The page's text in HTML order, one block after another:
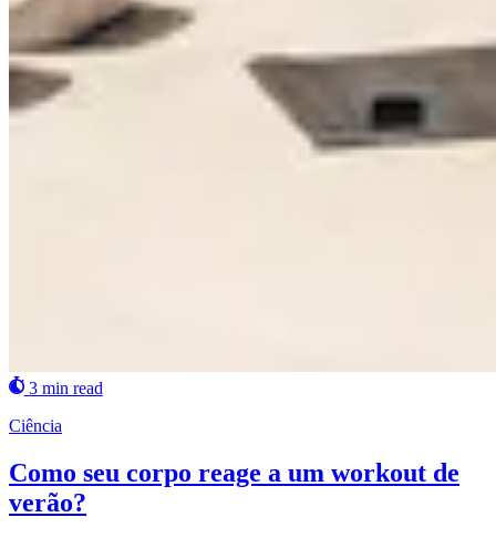
3 min read
Ciência
Como seu corpo reage a um workout de
verão?